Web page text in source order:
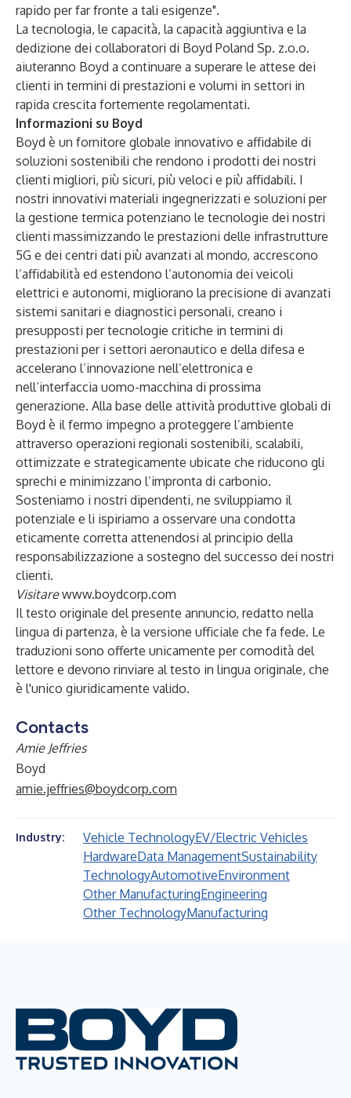
rapido per far fronte a tali esigenze".
La tecnologia, le capacità, la capacità aggiuntiva e la
dedizione dei collaboratori di Boyd Poland Sp. z.o.o.
aiuteranno Boyd a continuare a superare le attese dei
clienti in termini di prestazioni e volumi in settori in
rapida crescita fortemente regolamentati.
Informazioni su Boyd
Boyd è un fornitore globale innovativo e affidabile di
soluzioni sostenibili che rendono i prodotti dei nostri
clienti migliori, più sicuri, più veloci e più affidabili. I
nostri innovativi materiali ingegnerizzati e soluzioni per
la gestione termica potenziano le tecnologie dei nostri
clienti massimizzando le prestazioni delle infrastrutture
5G e dei centri dati più avanzati al mondo, accrescono
l’affidabilità ed estendono l’autonomia dei veicoli
elettrici e autonomi, migliorano la precisione di avanzati
sistemi sanitari e diagnostici personali, creano i
presupposti per tecnologie critiche in termini di
prestazioni per i settori aeronautico e della difesa e
accelerano l’innovazione nell’elettronica e
nell’interfaccia uomo-macchina di prossima
generazione. Alla base delle attività produttive globali di
Boyd è il fermo impegno a proteggere l’ambiente
attraverso operazioni regionali sostenibili, scalabili,
ottimizzate e strategicamente ubicate che riducono gli
sprechi e minimizzano l’impronta di carbonio.
Sosteniamo i nostri dipendenti, ne sviluppiamo il
potenziale e li ispiriamo a osservare una condotta
eticamente corretta attenendosi al principio della
responsabilizzazione a sostegno del successo dei nostri
clienti.
Visitarewww.boydcorp.com
Il testo originale del presente annuncio, redatto nella
lingua di partenza, è la versione ufficiale che fa fede. Le
traduzioni sono offerte unicamente per comodità del
lettore e devono rinviare al testo in lingua originale, che
è l'unico giuridicamente valido.
Contacts
Amie Jeffries
Boyd
amie.jeffries@boydcorp.com
Industry: Vehicle TechnologyEV/Electric Vehicles
HardwareData ManagementSustainability
TechnologyAutomotiveEnvironment
Other ManufacturingEngineering
Other TechnologyManufacturing